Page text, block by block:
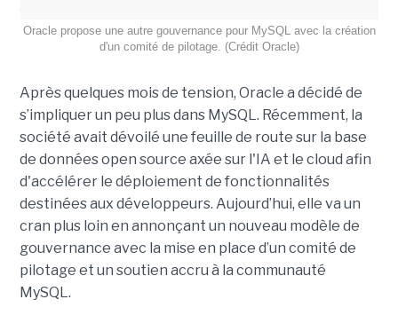
Oracle propose une autre gouvernance pour MySQL avec la création
d'un comité de pilotage. (Crédit Oracle)
Après quelques mois de tension, Oracle a décidé de
s’impliquer un peu plus dans MySQL. Récemment, la
société avait dévoilé une feuille de route sur la base
de données open source axée sur l'IA et le cloud afin
d'accélérer le déploiement de fonctionnalités
destinées aux développeurs. Aujourd’hui, elle va un
cran plus loin en annonçant un nouveau modèle de
gouvernance avec la mise en place d’un comité de
pilotage et un soutien accru à la communauté
MySQL.